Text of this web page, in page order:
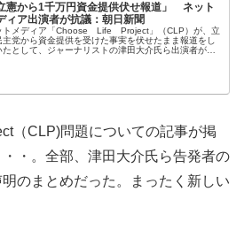
憲から1千万円資金提供伏せ報道」 ネット
ィア出演者が抗議：朝日新聞
トメディア「Choose Life Project」（CLP）が、立
主党から資金提供を受けた事実を伏せたまま報道をし
たとして、ジャーナリストの津田大介氏ら出演者が5
（CLP)問題についての記事が掲
・。全部、津田大介氏ら告発者の
のまとめだった。まったく新しい